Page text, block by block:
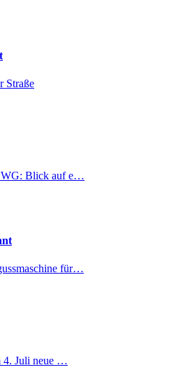
Straße
Blick auf e…
für…
4. Juli neue …